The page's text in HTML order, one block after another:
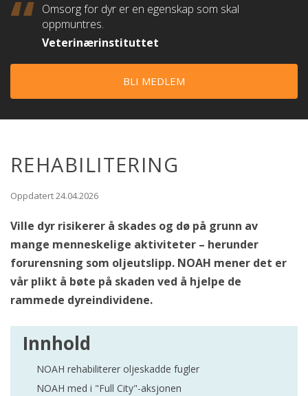
Omsorg for dyr er en egenskap som skal
oppmuntres.
Veterinærinstituttet
BLI MEDLEM
REHABILITERING
Oppdatert 24.04.2026
Ville dyr risikerer å skades og dø på grunn av
mange menneskelige aktiviteter – herunder
forurensning som oljeutslipp. NOAH mener det er
vår plikt å bøte på skaden ved å hjelpe de
rammede dyreindividene.
Innhold
NOAH rehabiliterer oljeskadde fugler
NOAH med i "Full City"-aksjonen